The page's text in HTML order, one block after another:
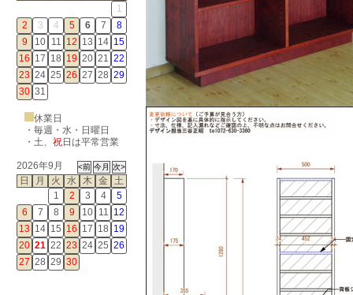
1
2
3 4 5 6 7
8
9
10 11 12 13 14 15
16 17 18 19 20 21 22
23 24 25 26 27 28 29
30 31
休業日
・毎週・水・日曜日
・ 土、 祝日は平常営業
2026年9月
日
月 火 水 木 金
土
1
2 3 4
5
6
7 8 9 10 11 12
13 14 15 16 17 18 19
20 21 22 23 24 25 26
27 28 29 30